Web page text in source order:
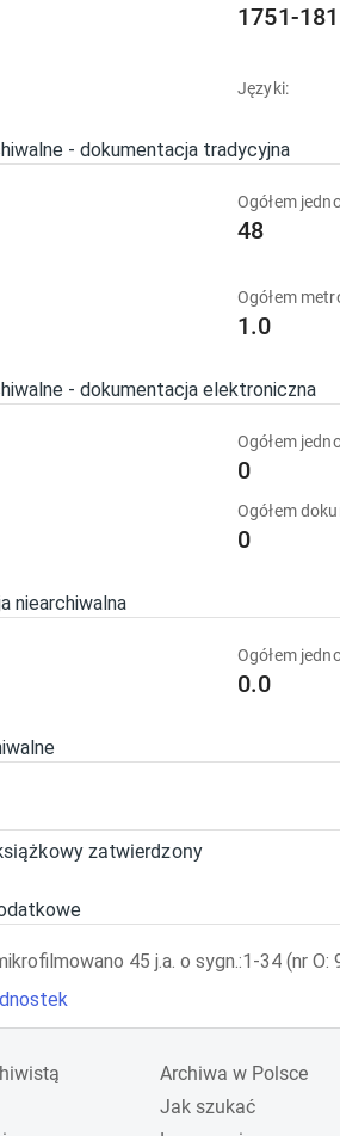
1751-
Języki:
- dokumentacja tradycyjna
Ogółem
48
Ogółem
1.0
- dokumentacja elektroniczna
Ogółem
0
Ogółem
0
niearchiwalna
Ogółem
0.0
zatwierdzony
45 j.a. o sygn.:1-34 (nr
Archiwa w Polsce
Jak szukać